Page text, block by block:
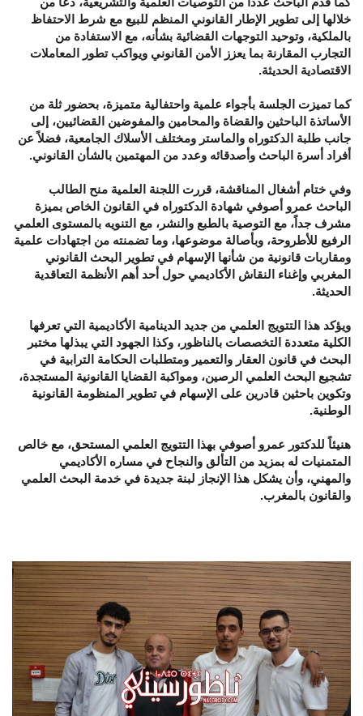
خلالها إلى تطوير الإطار القانوني المنظم للبيع مع شرط الاحتفاظ
بالملكية، وتوحيد التوجهات القضائية بشأنه، مع الاستفادة من
التجارب المقارنة بما يعزز الأمن القانوني ويواكب تطور المعاملات
الاقتصادية الحديثة.
كما تميزت الجلسة بأجواء علمية واحتفالية متميزة، بحضور ثلة من
الأساتذة الباحثين والقضاة والمحامين والمفوضين القضائيين، إلى
جانب طلبة الدكتوراه والماستر ومختلف الأسلاك الجامعية، فضلاً عن
أفراد أسرة الباحث وأصدقائه وعدد من المهتمين بالشأن القانوني.
وفي ختام أشغال المناقشة، قررت اللجنة العلمية منح الطالب
الباحث عمرو أصوفي شهادة الدكتوراه في القانون الخاص بميزة
مشرف جداً، مع التوصية بالطبع والنشر، مع التنويه بالمستوى العلمي
الرفيع للأطروحة، وبأصالة موضوعها، وما تضمنته من اجتهادات علمية
ومقاربات قانونية من شأنها الإسهام في تطوير البحث القانوني
المغربي وإغناء النقاش الأكاديمي حول أحد أهم الأنظمة التعاقدية
الحديثة.
ويؤكد هذا التتويج العلمي من جديد الدينامية الأكاديمية التي تعرفها
الكلية متعددة التخصصات بالناظور، وكذا الجهود التي يبذلها مختبر
البحث في قانون العقار والتعمير ومتطلبات الحكامة الترابية في
تشجيع البحث العلمي الرصين، ومواكبة القضايا القانونية المستجدة،
وتكوين باحثين قادرين على الإسهام في تطوير المنظومة القانونية
الوطنية.
هنيئاً للدكتور عمرو أصوفي بهذا التتويج العلمي المستحق، مع خالص
المتمنيات له بمزيد من التألق والنجاح في مساره الأكاديمي
والمهني، وأن يشكل هذا الإنجاز لبنة جديدة في خدمة البحث العلمي
والقانون بالمغرب.